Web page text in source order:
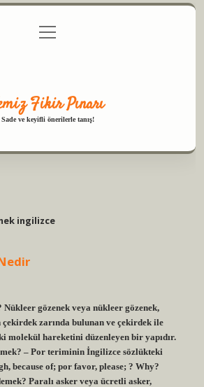
Gizlilik Politikası
menüyü
aç
Fikir Pınarı
Sade ve keyifli önerilerle tanış!
ingilizce
gözenek veya nükleer gözenek,
zarında bulunan ve çekirdek ile
molekül hareketini düzenleyen bir yapıdır.
– Por teriminin İngilizce sözlükteki
because of; por favor, please; ? Why?
Paralı asker veya ücretli asker,